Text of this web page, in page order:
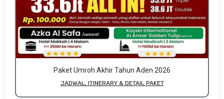
Paket Umroh Akhir Tahun Aden 2026
JADWAL, ITINERARY & DETAIL PAKET